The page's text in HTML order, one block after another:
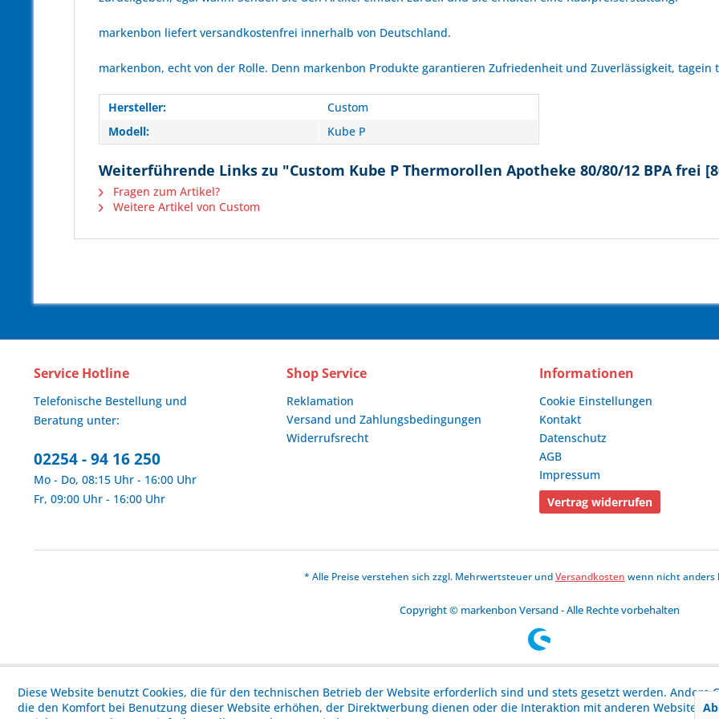
markenbon liefert versandkostenfrei innerhalb von Deutschland.
markenbon, echt von der Rolle. Denn markenbon Produkte garantieren Zufriedenheit und Zuverlässigkeit, tagein
Hersteller:
Custom
Modell:
Kube P
Weiterführende Links zu "Custom Kube P Thermorollen Apotheke 80/80/12 BPA frei
Fragen zum Artikel?
Weitere Artikel von Custom
Service Hotline
Telefonische Bestellung und
Beratung unter:
02254 - 94 16 250
Mo - Do, 08:15 Uhr - 16:00 Uhr
Fr, 09:00 Uhr - 16:00 Uhr
Shop Service
Reklamation
Versand und Zahlungsbedingungen
Widerrufsrecht
Informationen
Cookie Einstellungen
Kontakt
Datenschutz
AGB
Impressum
Vertrag widerrufen
* Alle Preise verstehen sich zzgl. Mehrwertsteuer undVersandkosten wenn nicht anders
Copyright © markenbon Versand - Alle Rechte vorbehalten
Diese Website benutzt Cookies, die für den technischen Betrieb der Website erforderlich sind und stets gesetzt werden. Andere
die den Komfort bei Benutzung dieser Website erhöhen, der Direktwerbung dienen oder die Interaktion mit anderen Websites